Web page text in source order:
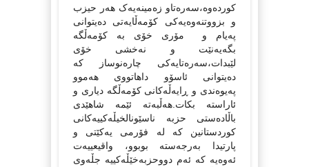
کورده‌وه‌،سه‌ره‌تاو زه‌مینه‌یه‌ک هه‌ر حیزب
و بزووتنه‌وه‌یه‌کی کۆمه‌ڵایه‌تی ده‌یتوانی
په‌یام و مۆری خۆی به‌ کۆمه‌ڵگه‌
بگه‌یه‌نێت و نه‌خشی خۆی
لێبدات،سه‌ره‌تایه‌کی چاره‌نوساز که‌
ده‌یتوانی ئاسۆو داهاتووی هه‌موو
په‌یوه‌ندی و ڕایه‌ڵه‌کانی کۆمه‌ڵگه‌ دیاری و
ئاراسته‌ بکات.هه‌ڵبه‌ته‌ ئێمه‌ شاهێدی
باڵاده‌ستی حزبه‌ ناسێونالخیڵه‌کییه‌کانی
کوردستانین که‌ له‌ فۆرمی یه‌کێتی و‌
پارتیدا به‌رجه‌سته‌ بوبوو، واقیعییه‌ت
ئه‌وه‌یه‌ که‌ ئه‌م دووحزبه‌خێڵه‌کییه‌ جڵه‌وی